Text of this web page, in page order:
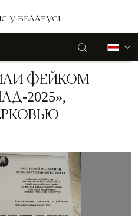
У БЕЛАРУСІ
ФЕЙКОМ
2025»,